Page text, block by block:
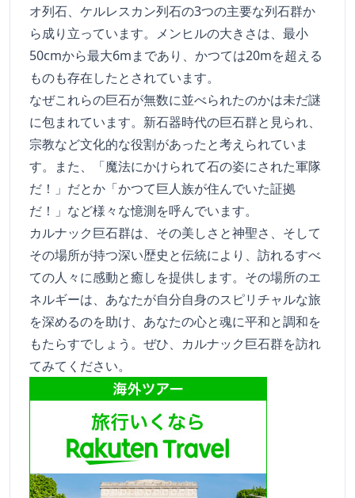
オ列石、ケルレスカン列石の3つの主要な列石群か
ら成り立っています。メンヒルの大きさは、最小
50cmから最大6mまであり、かつては20mを超える
ものも存在したとされています。
なぜこれらの巨石が無数に並べられたのかは未だ謎
に包まれています。新石器時代の巨石群と見られ、
宗教など文化的な役割があったと考えられていま
す。また、「魔法にかけられて石の姿にされた軍隊
だ！」だとか「かつて巨人族が住んでいた証拠
だ！」など様々な憶測を呼んでいます。
カルナック巨石群は、その美しさと神聖さ、そして
その場所が持つ深い歴史と伝統により、訪れるすべ
ての人々に感動と癒しを提供します。その場所のエ
ネルギーは、あなたが自分自身のスピリチャルな旅
を深めるのを助け、あなたの心と魂に平和と調和を
もたらすでしょう。ぜひ、カルナック巨石群を訪れ
てみてください。